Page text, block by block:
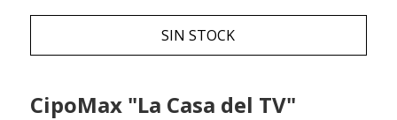
SIN STOCK
CipoMax "La Casa del TV"